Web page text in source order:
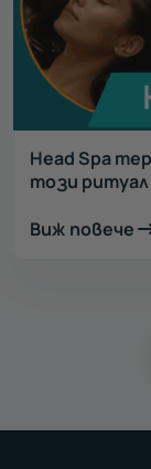
Head Spa
този ритуал
Виж повече